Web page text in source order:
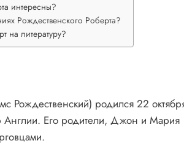
интересны?
Рождественского Роберта?
на литературу?
Рождественский) родился 22
Англии. Его родители, Джон и Мария